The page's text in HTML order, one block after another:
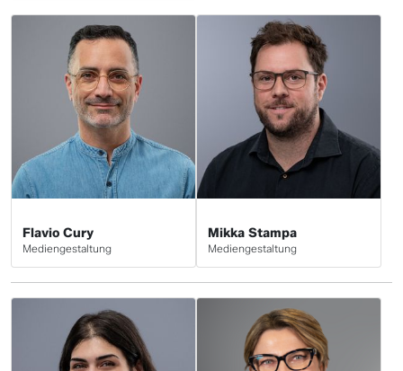
Flavio Cury
Mediengestaltung
Mikka Stampa
Mediengestaltung